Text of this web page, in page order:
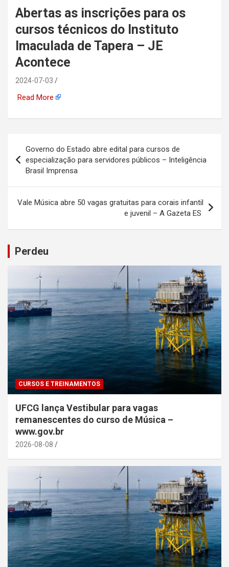
automotiva, mineração,
indústria naval, etc
Abertas as inscrições para os
cursos técnicos do Instituto
Imaculada de Tapera – JE
Acontece
2024-07-03
Read More
de
Post
Governo do Estado abre edital para cursos de
especialização para servidores públicos – Inteligência
Brasil Imprensa
Vale Música abre 50 vagas gratuitas para corais infantil
e juvenil – A Gazeta ES
Perdeu
CURSOS E TREINAMENTOS
UFCG lança Vestibular para vagas
remanescentes do curso de Música –
www.gov.br
2026-08-08